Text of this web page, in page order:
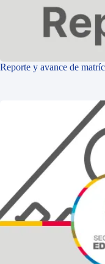
Reporte y avance de